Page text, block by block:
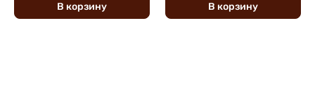
В корзину В корзину